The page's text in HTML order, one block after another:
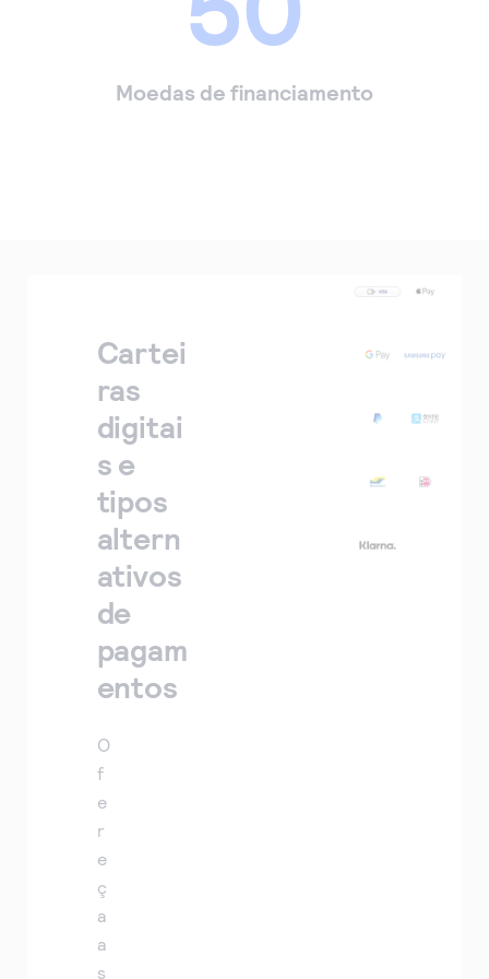
Moedas de financiamento
Cartei
ras
digitai
s e
tipos
altern
ativos
de
pagam
entos
O
f
e
r
e
ç
a
a
s